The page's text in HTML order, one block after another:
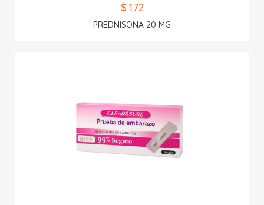
$ 1.72
PREDNISONA 20 MG